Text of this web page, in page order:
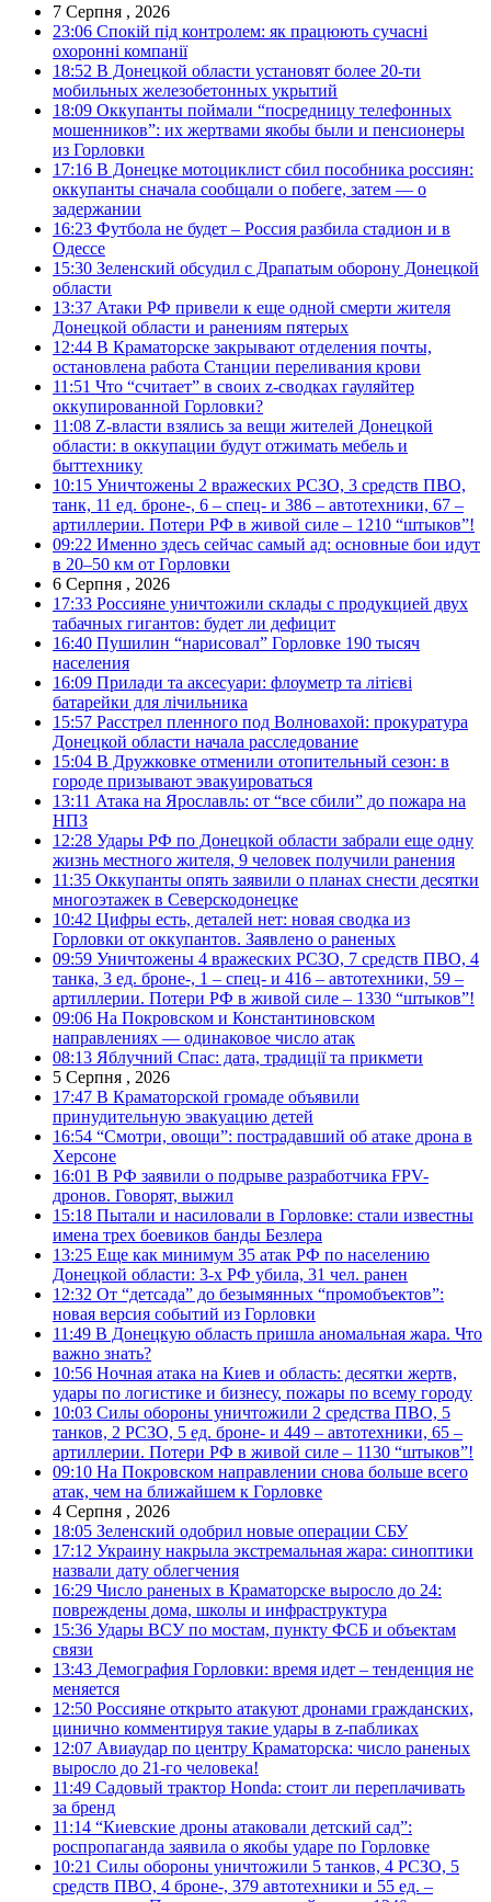
7 Серпня , 2026
23:06 Спокій під контролем: як працюють сучасні
охоронні компанії
18:52 В Донецкой области установят более 20-ти
мобильных железобетонных укрытий
18:09 Оккупанты поймали “посредницу телефонных
мошенников”: их жертвами якобы были и пенсионеры
из Горловки
17:16 В Донецке мотоциклист сбил пособника россиян:
оккупанты сначала сообщали о побеге, затем — о
задержании
16:23 Футбола не будет – Россия разбила стадион и в
Одессе
15:30 Зеленский обсудил с Драпатым оборону Донецкой
области
13:37 Атаки РФ привели к еще одной смерти жителя
Донецкой области и ранениям пятерых
12:44 В Краматорске закрывают отделения почты,
остановлена работа Станции переливания крови
11:51 Что “считает” в своих z-сводках гауляйтер
оккупированной Горловки?
11:08 Z-власти взялись за вещи жителей Донецкой
области: в оккупации будут отжимать мебель и
быттехнику
10:15 Уничтожены 2 вражеских РСЗО, 3 средств ПВО,
танк, 11 ед. броне-, 6 – спец- и 386 – автотехники, 67 –
артиллерии. Потери РФ в живой силе – 1210 “штыков”!
09:22 Именно здесь сейчас самый ад: основные бои идут
в 20–50 км от Горловки
6 Серпня , 2026
17:33 Россияне уничтожили склады с продукцией двух
табачных гигантов: будет ли дефицит
16:40 Пушилин “нарисовал” Горловке 190 тысяч
населения
16:09 Прилади та аксесуари: флоуметр та літієві
батарейки для лічильника
15:57 Расстрел пленного под Волновахой: прокуратура
Донецкой области начала расследование
15:04 В Дружковке отменили отопительный сезон: в
городе призывают эвакуироваться
13:11 Атака на Ярославль: от “все сбили” до пожара на
НПЗ
12:28 Удары РФ по Донецкой области забрали еще одну
жизнь местного жителя, 9 человек получили ранения
11:35 Оккупанты опять заявили о планах снести десятки
многоэтажек в Северскодонецке
10:42 Цифры есть, деталей нет: новая сводка из
Горловки от оккупантов. Заявлено о раненых
09:59 Уничтожены 4 вражеских РСЗО, 7 средств ПВО, 4
танка, 3 ед. броне-, 1 – спец- и 416 – автотехники, 59 –
артиллерии. Потери РФ в живой силе – 1330 “штыков”!
09:06 На Покровском и Константиновском
направлениях — одинаковое число атак
08:13 Яблучний Спас: дата, традиції та прикмети
5 Серпня , 2026
17:47 В Краматорской громаде объявили
принудительную эвакуацию детей
16:54 “Смотри, овощи”: пострадавший об атаке дрона в
Херсоне
16:01 В РФ заявили о подрыве разработчика FPV-
дронов. Говорят, выжил
15:18 Пытали и насиловали в Горловке: стали известны
имена трех боевиков банды Безлера
13:25 Еще как минимум 35 атак РФ по населению
Донецкой области: 3-х РФ убила, 31 чел. ранен
12:32 От “детсада” до безымянных “промобъектов”:
новая версия событий из Горловки
11:49 В Донецкую область пришла аномальная жара. Что
важно знать?
10:56 Ночная атака на Киев и область: десятки жертв,
удары по логистике и бизнесу, пожары по всему городу
10:03 Силы обороны уничтожили 2 средства ПВО, 5
танков, 2 РСЗО, 5 ед. броне- и 449 – автотехники, 65 –
артиллерии. Потери РФ в живой силе – 1130 “штыков”!
09:10 На Покровском направлении снова больше всего
атак, чем на ближайшем к Горловке
4 Серпня , 2026
18:05 Зеленский одобрил новые операции СБУ
17:12 Украину накрыла экстремальная жара: синоптики
назвали дату облегчения
16:29 Число раненых в Краматорске выросло до 24:
повреждены дома, школы и инфраструктура
15:36 Удары ВСУ по мостам, пункту ФСБ и объектам
связи
13:43 Демография Горловки: время идет – тенденция не
меняется
12:50 Россияне открыто атакуют дронами гражданских,
цинично комментируя такие удары в z-пабликах
12:07 Авиаудар по центру Краматорска: число раненых
выросло до 21-го человека!
11:49 Садовый трактор Honda: стоит ли переплачивать
за бренд
11:14 “Киевские дроны атаковали детский сад”:
роспропаганда заявила о якобы ударе по Горловке
10:21 Силы обороны уничтожили 5 танков, 4 РСЗО, 5
средств ПВО, 4 броне-, 379 автотехники и 55 ед. –